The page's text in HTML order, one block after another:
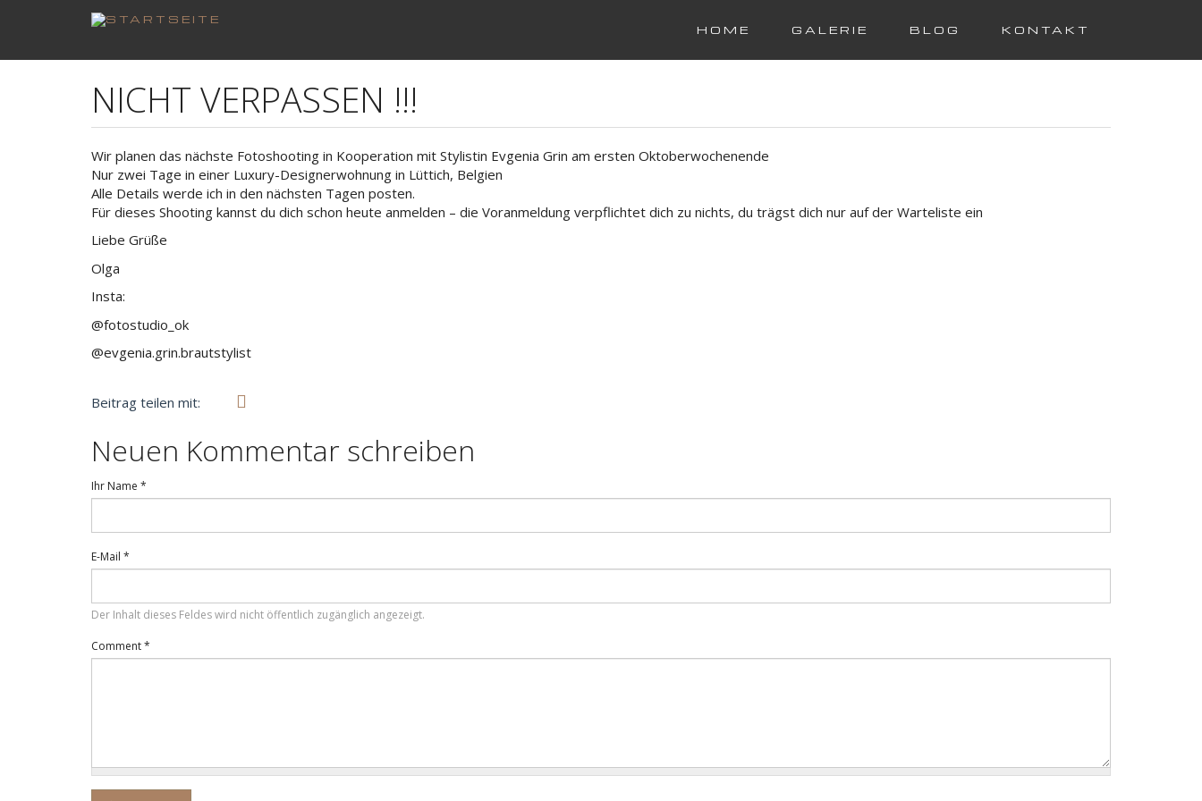
HOME GALERIE BLOG KONTAKT
NICHT VERPASSEN !!!
Wir planen das nächste Fotoshooting in Kooperation mit Stylistin Evgenia Grin am ersten Oktoberwochenende
Nur zwei Tage in einer Luxury-Designerwohnung in Lüttich, Belgien
Alle Details werde ich in den nächsten Tagen posten.
Für dieses Shooting kannst du dich schon heute anmelden – die Voranmeldung verpflichtet dich zu nichts, du trägst dich nur auf der Warteliste ein
Liebe Grüße
Olga
Insta:
@fotostudio_ok
@evgenia.grin.brautstylist
Beitrag teilen mit:
Neuen Kommentar schreiben
Ihr Name *
E-Mail *
Der Inhalt dieses Feldes wird nicht öffentlich zugänglich angezeigt.
Comment*